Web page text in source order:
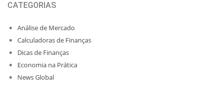
CATEGORIAS
Análise de Mercado
Calculadoras de Finanças
Dicas de Finanças
Economia na Prática
News Global